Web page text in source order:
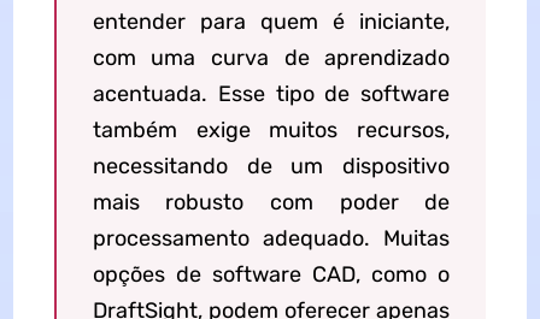
entender para quem é iniciante,
com uma curva de aprendizado
acentuada. Esse tipo de software
também exige muitos recursos,
necessitando de um dispositivo
mais robusto com poder de
processamento adequado. Muitas
opções de software CAD, como o
DraftSight, podem oferecer apenas